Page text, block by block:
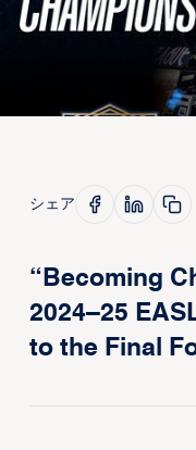
シェア
“Becoming
2024–25
to the Final